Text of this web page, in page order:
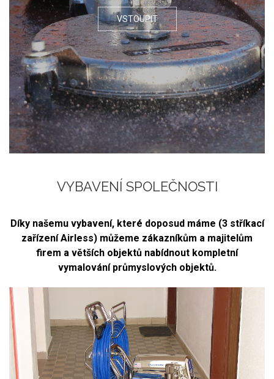
VSTOUPIT
VYBAVENÍ SPOLEČNOSTI
Díky našemu vybavení, které doposud máme (3 stříkací
zařízení Airless) můžeme zákazníkům a majitelům
firem a větších objektů nabídnout kompletní
vymalování průmyslových objektů.